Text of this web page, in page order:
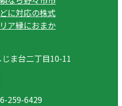
ま台二丁目10-11
259-6429